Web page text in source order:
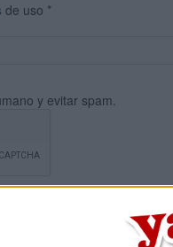
de uso *
y evitar spam.